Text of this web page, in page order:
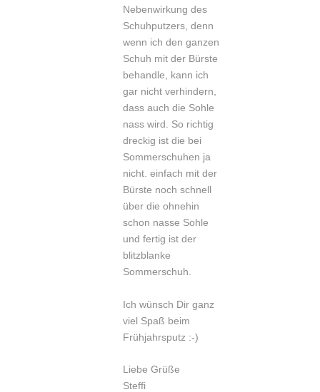
Nebenwirkung des
Schuhputzers, denn
wenn ich den ganzen
Schuh mit der Bürste
behandle, kann ich
gar nicht verhindern,
dass auch die Sohle
nass wird. So richtig
dreckig ist die bei
Sommerschuhen ja
nicht. einfach mit der
Bürste noch schnell
über die ohnehin
schon nasse Sohle
und fertig ist der
blitzblanke
Sommerschuh.
Ich wünsch Dir ganz
viel Spaß beim
Frühjahrsputz :-)
Liebe Grüße
Steffi